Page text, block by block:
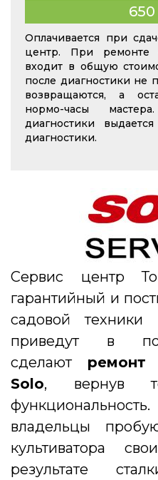
Сервис центр
гарантийный и
садовой техники
приведут в
сделают ремонт
Solo, вернув
владельцы
культиватора
результате
Оплачивается при
центр. При ремонте
входит в общую
после диагностики не
возвращаются, а
нормо-часы
диагностики
диагностики.